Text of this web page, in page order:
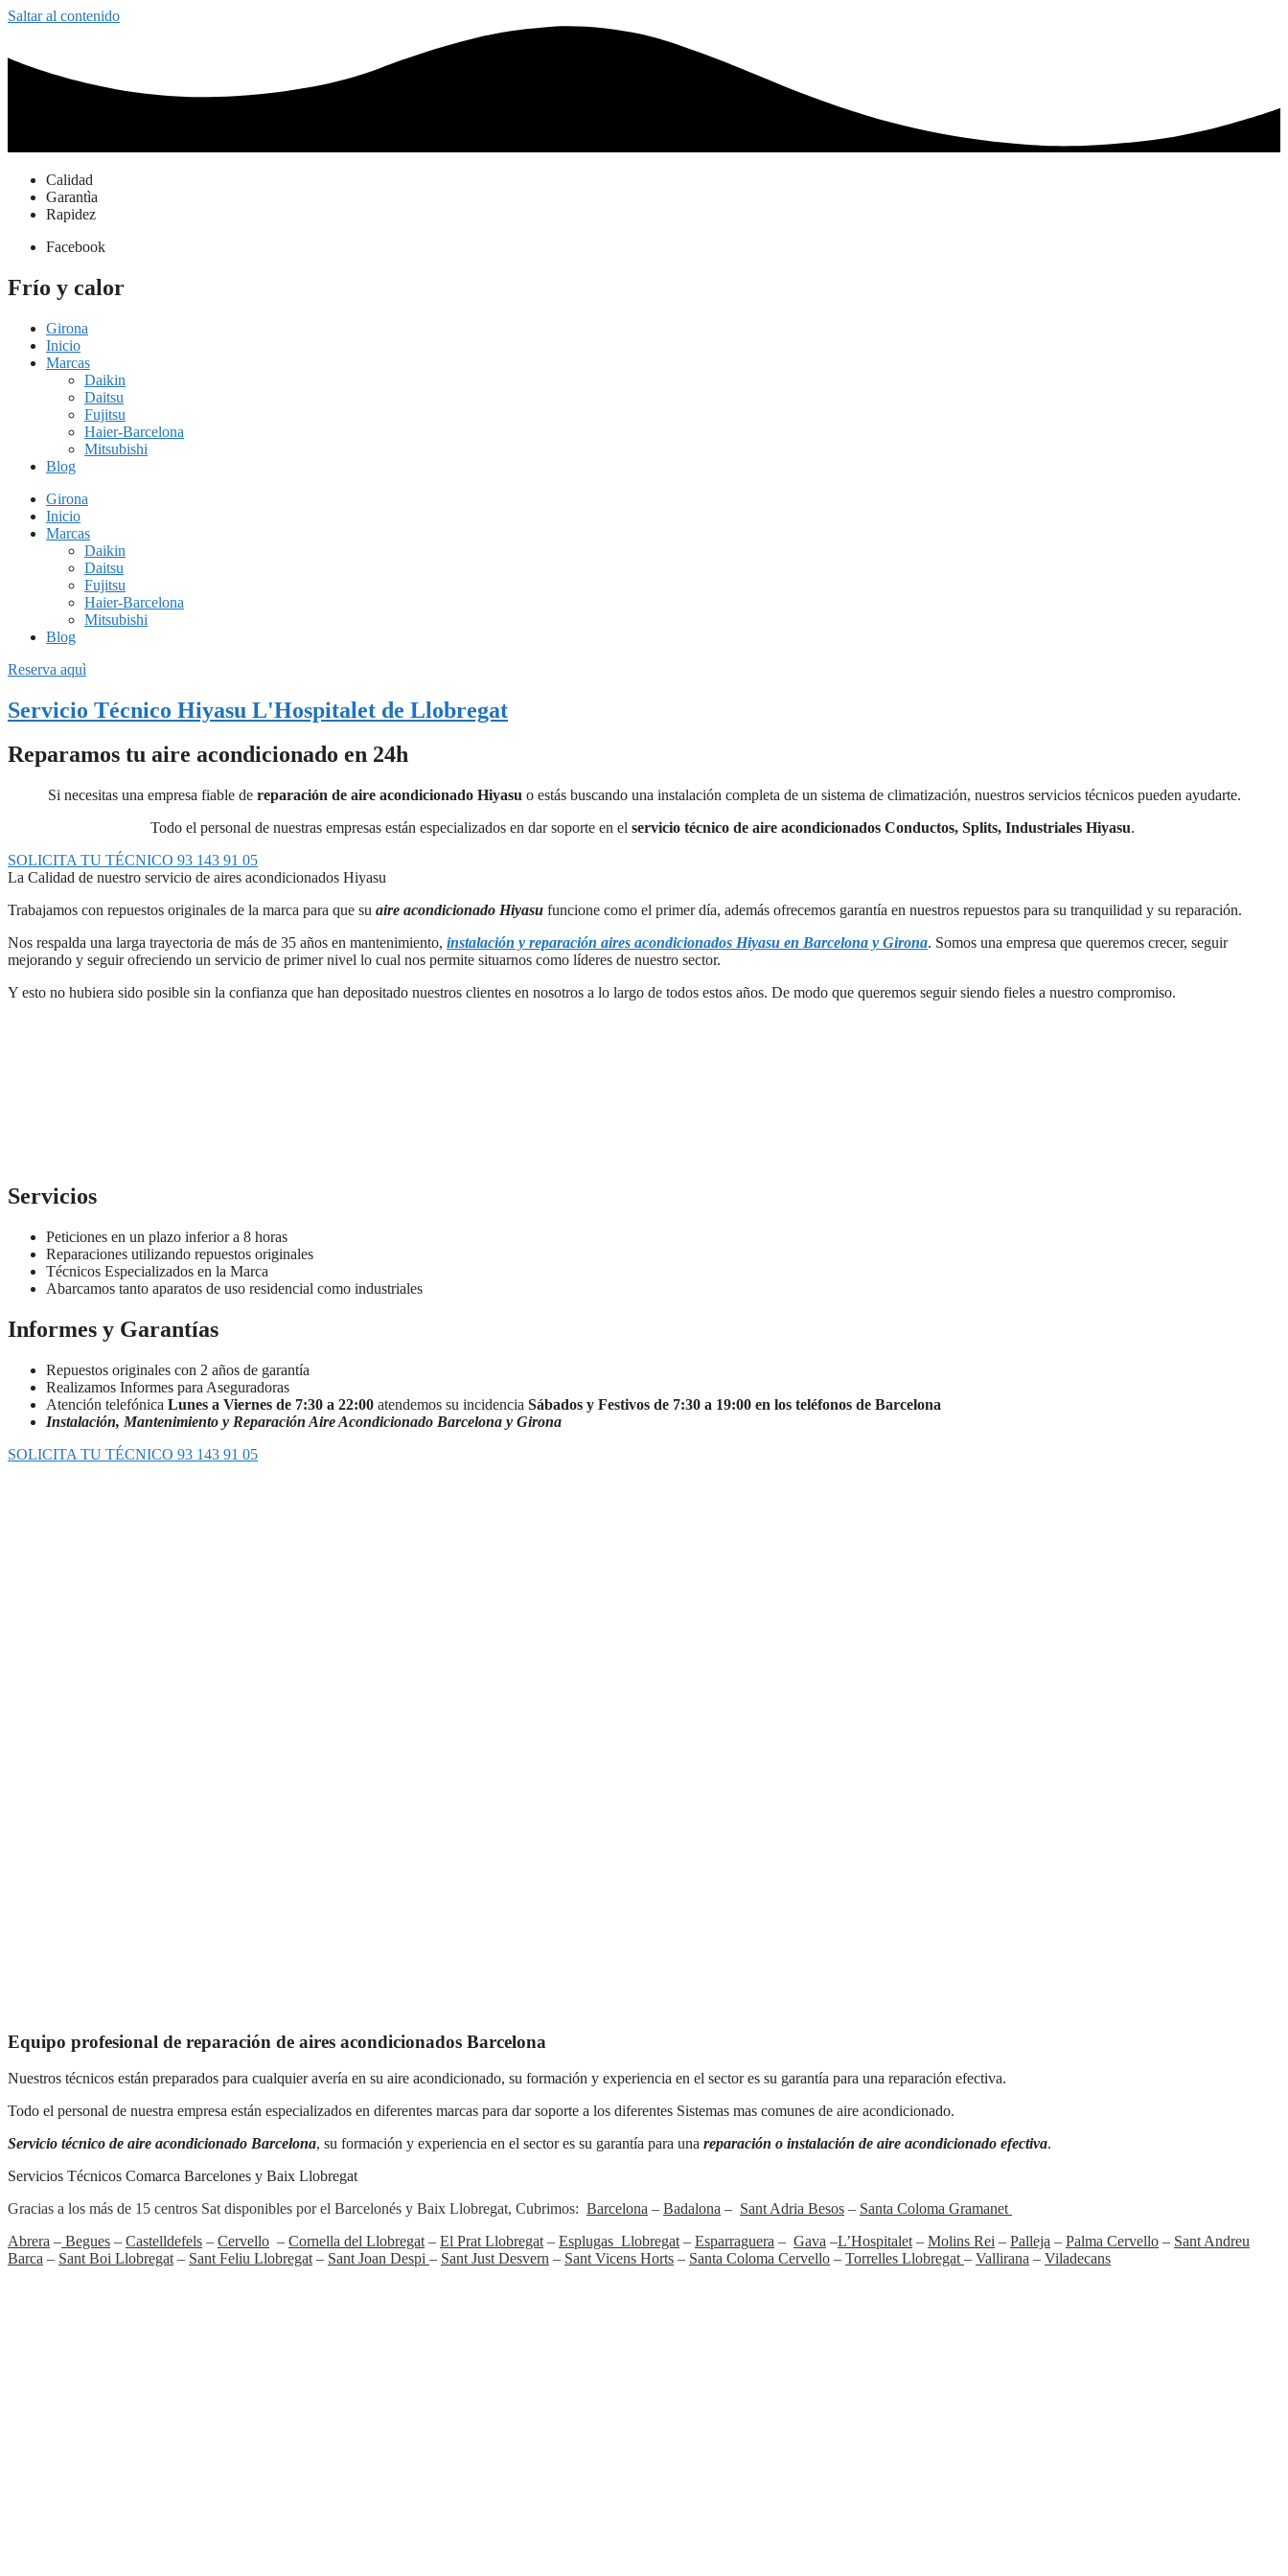
Saltar al contenido
Calidad
Garantìa
Rapidez
Facebook
Frío y calor
Girona
Inicio
Marcas
Daikin
Daitsu
Fujitsu
Haier-Barcelona
Mitsubishi
Blog
Girona
Inicio
Marcas
Daikin
Daitsu
Fujitsu
Haier-Barcelona
Mitsubishi
Blog
Reserva aquì
Servicio Técnico Hiyasu L'Hospitalet de Llobregat
Reparamos tu aire acondicionado en 24h
Si necesitas una empresa fiable de reparación de aire acondicionado Hiyasu o estás buscando una instalación completa de un sistema de climatización, nuestros servicios técnicos pueden ayudarte.
Todo el personal de nuestras empresas están especializados en dar soporte en el servicio técnico de aire acondicionados Conductos, Splits, Industriales Hiyasu.
SOLICITA TU TÉCNICO 93 143 91 05
La Calidad de nuestro servicio de aires acondicionados Hiyasu
Trabajamos con repuestos originales de la marca para que su aire acondicionado Hiyasu funcione como el primer día, además ofrecemos garantía en nuestros repuestos para su tranquilidad y su reparación.
Nos respalda una larga trayectoria de más de 35 años en mantenimiento, instalación y reparación aires acondicionados Hiyasu en Barcelona y Girona. Somos una empresa que queremos crecer, seguir
mejorando y seguir ofreciendo un servicio de primer nivel lo cual nos permite situarnos como líderes de nuestro sector.
Y esto no hubiera sido posible sin la confianza que han depositado nuestros clientes en nosotros a lo largo de todos estos años. De modo que queremos seguir siendo fieles a nuestro compromiso.
Servicios
Peticiones en un plazo inferior a 8 horas
Reparaciones utilizando repuestos originales
Técnicos Especializados en la Marca
Abarcamos tanto aparatos de uso residencial como industriales
Informes y Garantías
Repuestos originales con 2 años de garantía
Realizamos Informes para Aseguradoras
Atención telefónica Lunes a Viernes de 7:30 a 22:00 atendemos su incidencia Sábados y Festivos de 7:30 a 19:00 en los teléfonos de Barcelona
Instalación, Mantenimiento y Reparación Aire Acondicionado Barcelona y Girona
SOLICITA TU TÉCNICO 93 143 91 05
Equipo profesional de reparación de aires acondicionados Barcelona
Nuestros técnicos están preparados para cualquier avería en su aire acondicionado, su formación y experiencia en el sector es su garantía para una reparación efectiva.
Todo el personal de nuestra empresa están especializados en diferentes marcas para dar soporte a los diferentes Sistemas mas comunes de aire acondicionado.
Servicio técnico de aire acondicionado Barcelona, su formación y experiencia en el sector es su garantía para una reparación o instalación de aire acondicionado efectiva.
Servicios Técnicos Comarca Barcelones y Baix Llobregat
Gracias a los más de 15 centros Sat disponibles por el Barcelonés y Baix Llobregat, Cubrimos: Barcelona – Badalona – Sant Adria Besos – Santa Coloma Gramanet
Abrera – Begues – Castelldefels – Cervello – Cornella del Llobregat – El Prat Llobregat – Esplugas Llobregat – Esparraguera – Gava –L’Hospitalet – Molins Rei – Palleja – Palma Cervello – Sant Andreu
Barca – Sant Boi Llobregat – Sant Feliu Llobregat – Sant Joan Despi – Sant Just Desvern – Sant Vicens Horts – Santa Coloma Cervello – Torrelles Llobregat – Vallirana – Viladecans